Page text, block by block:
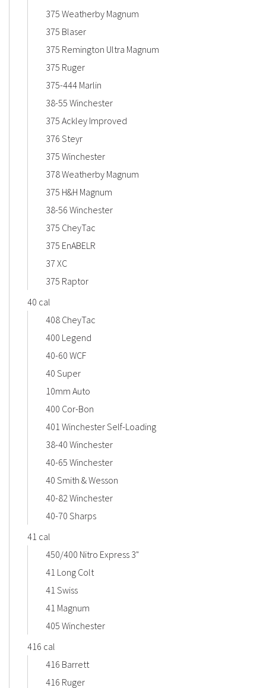
375 Weatherby Magnum
375 Blaser
375 Remington Ultra Magnum
375 Ruger
375-444 Marlin
38-55 Winchester
375 Ackley Improved
376 Steyr
375 Winchester
378 Weatherby Magnum
375 H&H Magnum
38-56 Winchester
375 CheyTac
375 EnABELR
37 XC
375 Raptor
40 cal
408 CheyTac
400 Legend
40-60 WCF
40 Super
10mm Auto
400 Cor-Bon
401 Winchester Self-Loading
38-40 Winchester
40-65 Winchester
40 Smith & Wesson
40-82 Winchester
40-70 Sharps
41 cal
450/400 Nitro Express 3"
41 Long Colt
41 Swiss
41 Magnum
405 Winchester
416 cal
416 Barrett
416 Ruger